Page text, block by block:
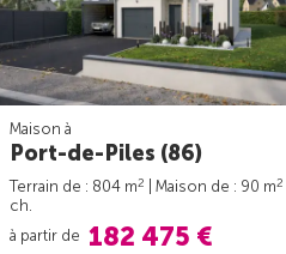
Maison à
Port-de-Piles (86)
Terrain de : 804 m2 | Maison de : 90 m2
ch.
à partir de 182 475 €